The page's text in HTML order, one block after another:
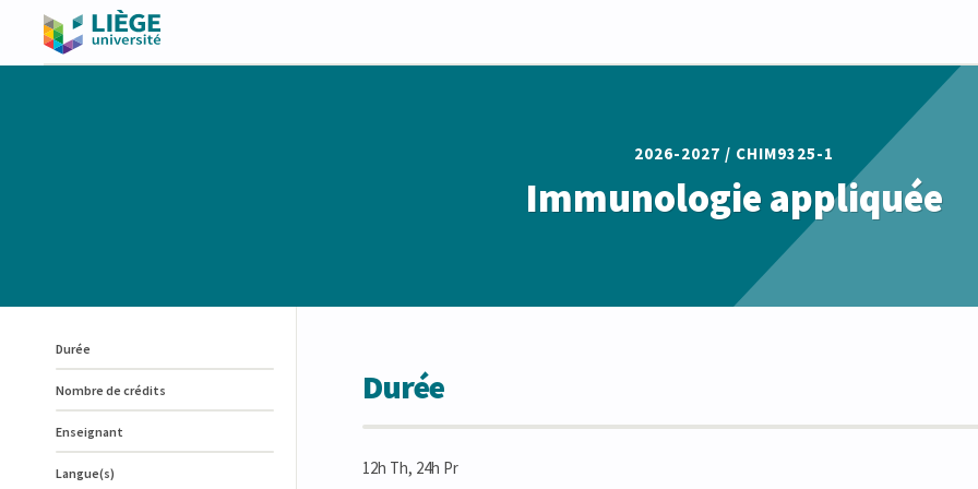
2026-2027 / CHIM9325-1
Immunologie appliquée
Durée
Nombre de crédits
Enseignant
Langue(s)
Durée
12h Th, 24h Pr